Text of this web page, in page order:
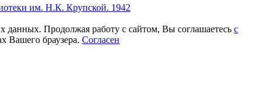
им. Н.К. Крупской. 1942
данных. Продолжая работу с сайтом, Вы соглашаетесь с
Вашего браузера. Согласен